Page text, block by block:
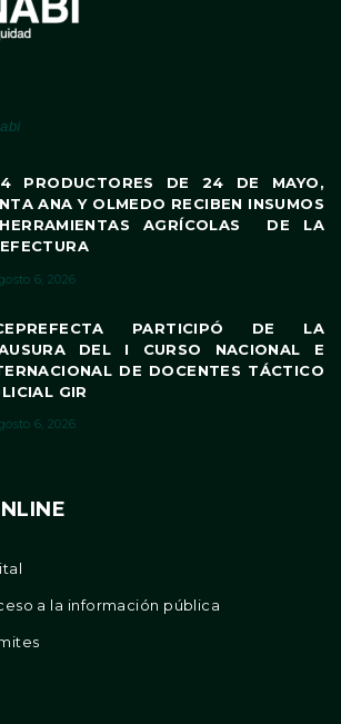
PRODUCTORES DE 24 DE MAYO,
ANA Y OLMEDO RECIBEN INSUMOS
AGRÍCOLAS DE LA
6, 2026
PARTICIPÓ DE LA
DEL I CURSO NACIONAL E
DE DOCENTES TÁCTICO
GIR
6, 2026
a la información pública